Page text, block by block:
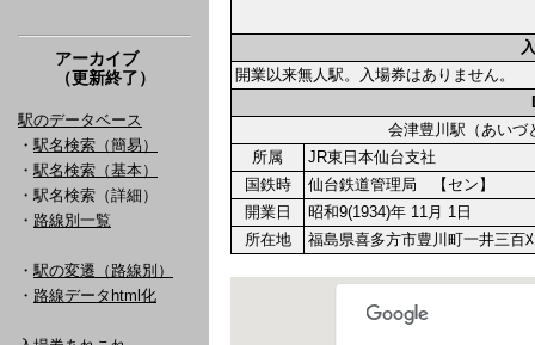
アーカイブ
（更新終了）
駅のデータベース
・ 駅名検索（簡易）
・ 駅名検索（基本）
・駅名検索（詳細）
・ 路線別一覧
・ 駅の変遷（路線別）
・ 路線データhtml化
開業以来無人駅。入場券はありません。
会津豊川駅（あい
所属
JR東日本仙台支社
国鉄時
仙台鉄道管理局 【セン】
開業日
昭和9(1934)年 11月 1日
所在地
福島県喜多方市豊川町一井三百